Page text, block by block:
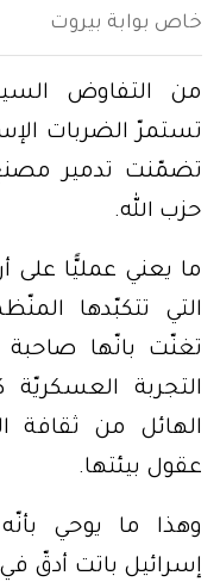
خاص بوابة بيروت
من التفاوض
تستمرّ الضربات
تضمّنت تدمير
حزب الله.
ما يعني عمليًّا على
التي تتكبّدها
تغنّت بانّها صاحبة
التجربة العسكريّة
الهائل من
عقول بيئتها.
وهذا ما يوحي
إسرائيل باتت أدقّ